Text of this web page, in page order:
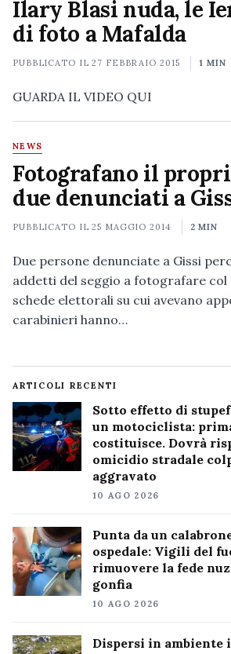
Ilary Blasi nuda, le
di foto a Mafalda
PUBBLICATO IL27 FEBBRAIO 2015 1 MIN
GUARDA IL VIDEO QUI
NEWS
Fotografano il
due denunciati a
PUBBLICATO IL25 MAGGIO 2014 2 MIN
Due persone denunciate a Gissi
addetti del seggio a fotografare col
schede elettorali su cui avevano
carabinieri hanno…
ARTICOLI RECENTI
Sotto effetto di
un motociclista:
costituisce. Dovrà
omicidio stradale
aggravato
10 AGO 2026
Punta da un
ospedale: Vigili del
rimuovere la fede
gonfia
10 AGO 2026
Dispersi in ambiente